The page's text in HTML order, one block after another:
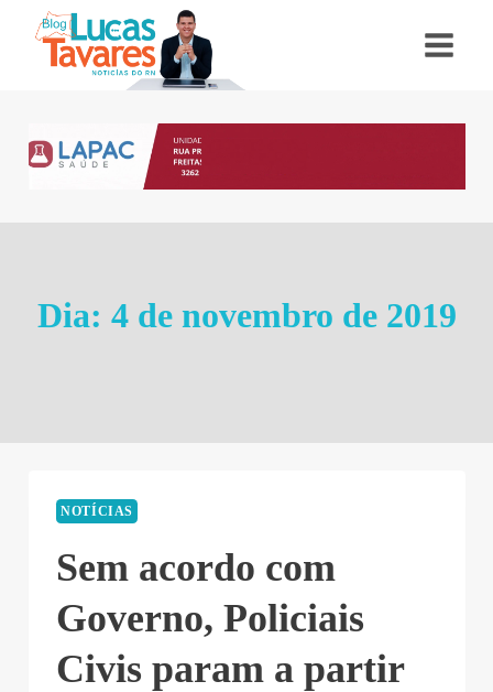
Dia: 4 de novembro de 2019
NOTÍCIAS
Sem acordo com
Governo, Policiais
Civis param a partir